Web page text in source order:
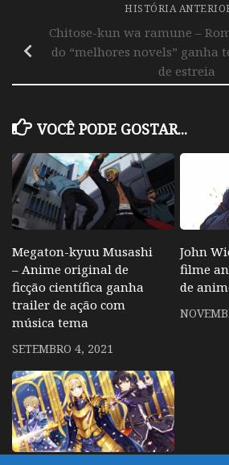
HISTÓRIA
Chitose-kun wa ramune –
do “melhores novels” ganha
de estreia
VOCÊ PODE GOSTAR...
Megaton-kyuu Musashi
– Anime original de
ficção científica ganha
trailer de ação com
música tema
SETEMBRO 4, 2021
John
filme
de